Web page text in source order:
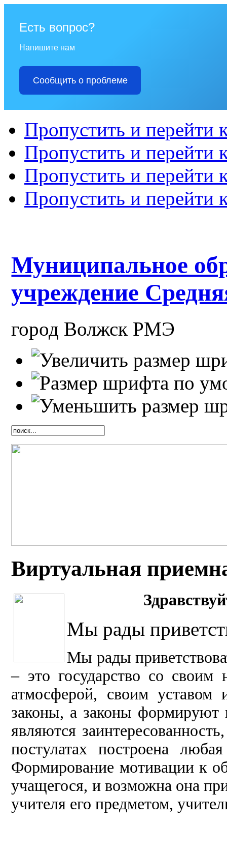
Есть вопрос?
Напишите нам
Сообщить о проблеме
Пропустить и перейти
Пропустить и перейти
Пропустить и перейти
Пропустить и перейти
Муниципальное
учреждение
город Волжск РМЭ
Виртуальная
Здравст
Мы рады
Мы рады п
– это государство со своим
атмосферой, своим уставом
законы, а законы формируют
являются заинтересо
постулатах построена
Формирование мотивации к
учащегося, и возможна она
учителя его предметом,